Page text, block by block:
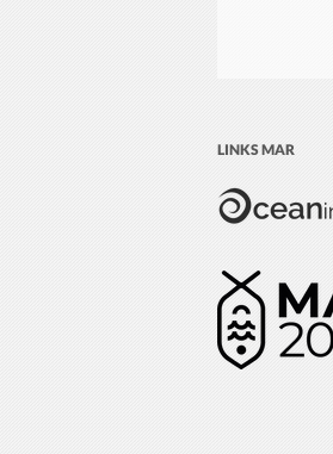
LINKS MAR